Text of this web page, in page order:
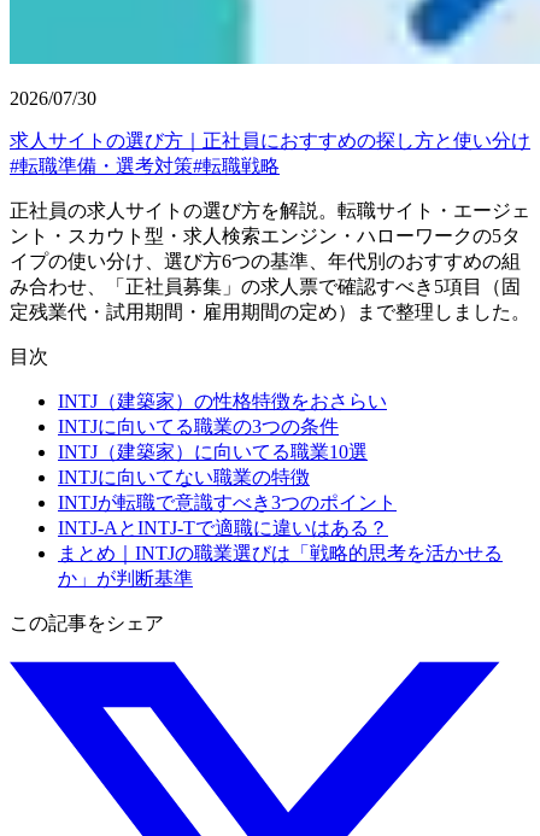
2026/07/30
求人サイトの選び方｜正社員におすすめの探し方と使い分け
#転職準備・選考対策#転職戦略
正社員の求人サイトの選び方を解説。転職サイト・エージェ
ント・スカウト型・求人検索エンジン・ハローワークの5タ
イプの使い分け、選び方6つの基準、年代別のおすすめの組
み合わせ、「正社員募集」の求人票で確認すべき5項目（固
定残業代・試用期間・雇用期間の定め）まで整理しました。
目次
INTJ（建築家）の性格特徴をおさらい
INTJに向いてる職業の3つの条件
INTJ（建築家）に向いてる職業10選
INTJに向いてない職業の特徴
INTJが転職で意識すべき3つのポイント
INTJ-AとINTJ-Tで適職に違いはある？
まとめ｜INTJの職業選びは「戦略的思考を活かせる
か」が判断基準
この記事をシェア